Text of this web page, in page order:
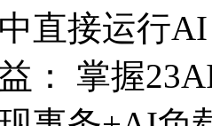
直接运行
： 掌握